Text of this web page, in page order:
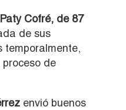
Paty Cofré, de 87
de sus
temporalmente,
de
envió buenos